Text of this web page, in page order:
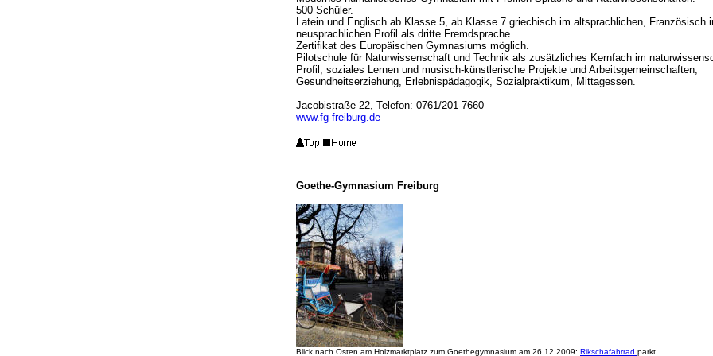
500 Schüler.
Latein und Englisch ab Klasse 5, ab Klasse 7 griechisch im altsprachlichen, Französisch
neusprachlichen Profil als dritte Fremdsprache.
Zertifikat des Europäischen Gymnasiums möglich.
Pilotschule für Naturwissenschaft und Technik als zusätzliches Kernfach im
Profil; soziales Lernen und musisch-künstlerische Projekte und Arbeitsgemeinschaften,
Gesundheitserziehung, Erlebnispädagogik, Sozialpraktikum, Mittagessen.
Jacobistraße 22, Telefon: 0761/201-7660
www.fg-freiburg.de
Goethe-Gymnasium Freiburg
Blick nach Osten am Holzmarktplatz zum Goethegymnasium am 26.12.2009: Rikschafahrrad parkt